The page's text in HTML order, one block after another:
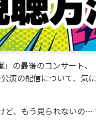
の最後のコンサート、
演の配信について、気
ど、もう見られないの…